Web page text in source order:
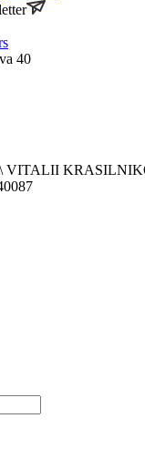
40
\ VITALII